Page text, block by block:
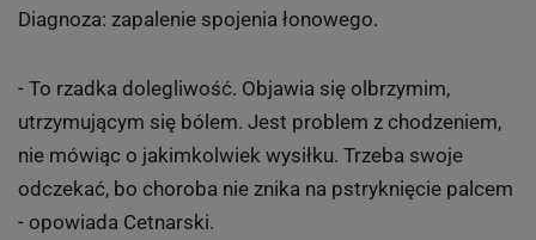
Diagnoza: zapalenie spojenia łonowego.
- To rzadka dolegliwość. Objawia się olbrzymim,
utrzymującym się bólem. Jest problem z chodzeniem,
nie mówiąc o jakimkolwiek wysiłku. Trzeba swoje
odczekać, bo choroba nie znika na pstryknięcie palcem
- opowiada Cetnarski.